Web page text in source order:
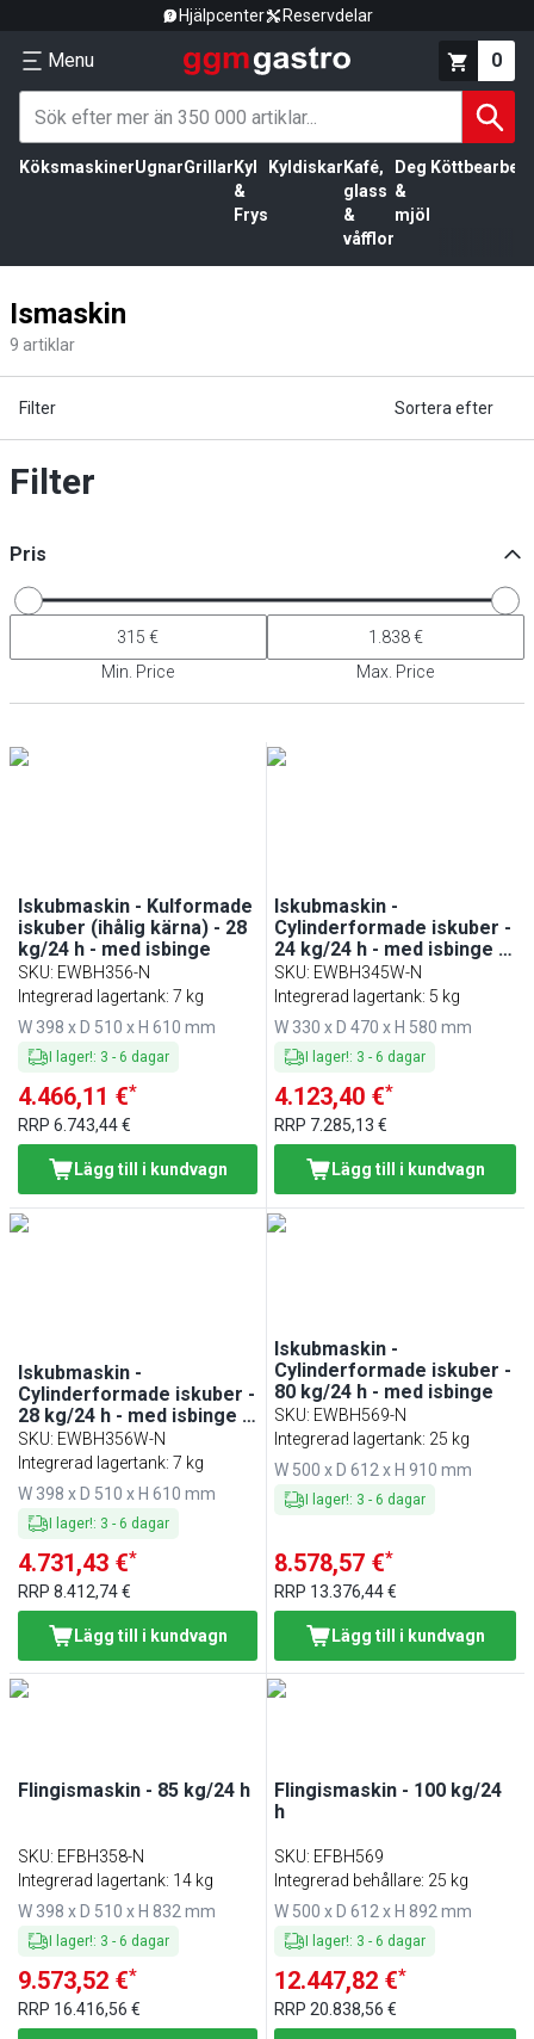
Hjälpcenter Reservdelar
Menu 0
KöksmaskinerUgnarGrillar Kyl
&
Frys
Kyldiskar Kafé,
glass
&
våfflor
Deg
&
mjöl
Ismaskin
9 artiklar
Filter Sortera efter
Filter
Pris
Min. Price Max. Price
Iskubmaskin - Kulformade
iskuber (ihålig kärna) - 28
kg/24 h - med isbinge
SKU: EWBH356-N
Integrerad lagertank: 7 kg
W 398 x D 510 x H 610 mm
I lager!: 3 - 6 dagar
4.466,11 €*
RRP 6.743,44 €
Lägg till i kundvagn
Iskubmaskin -
Cylinderformade iskuber -
24 kg/24 h - med isbinge -
vattenkyld
SKU: EWBH345W-N
Integrerad lagertank: 5 kg
W 330 x D 470 x H 580 mm
I lager!: 3 - 6 dagar
4.123,40 €*
RRP 7.285,13 €
Lägg till i kundvagn
Iskubmaskin -
Cylinderformade iskuber -
28 kg/24 h - med isbinge -
vattenkyld
SKU: EWBH356W-N
Integrerad lagertank: 7 kg
W 398 x D 510 x H 610 mm
I lager!: 3 - 6 dagar
4.731,43 €*
RRP 8.412,74 €
Lägg till i kundvagn
Iskubmaskin -
Cylinderformade iskuber -
80 kg/24 h - med isbinge
SKU: EWBH569-N
Integrerad lagertank: 25 kg
W 500 x D 612 x H 910 mm
I lager!: 3 - 6 dagar
8.578,57 €*
RRP 13.376,44 €
Lägg till i kundvagn
Flingismaskin - 85 kg/24 h
SKU: EFBH358-N
Integrerad lagertank: 14 kg
W 398 x D 510 x H 832 mm
I lager!: 3 - 6 dagar
9.573,52 €*
RRP 16.416,56 €
Flingismaskin - 100 kg/24
h
SKU: EFBH569
Integrerad behållare: 25 kg
W 500 x D 612 x H 892 mm
I lager!: 3 - 6 dagar
12.447,82 €*
RRP20.838,56 €